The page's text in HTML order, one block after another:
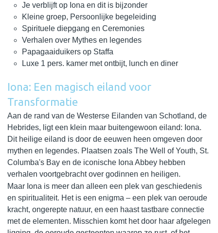
Je verblijft op Iona en dit is bijzonder
Kleine groep, Persoonlijke begeleiding
Spirituele diepgang en Ceremonies
Verhalen over Mythes en legendes
Papagaaiduikers op Staffa
Luxe 1 pers. kamer met ontbijt, lunch en diner
Iona: Een magisch eiland voor
Transformatie
Aan de rand van de Westerse Eilanden van Schotland, de
Hebrides, ligt een klein maar buitengewoon eiland: Iona.
Dit heilige eiland is door de eeuwen heen omgeven door
mythen en legendes. Plaatsen zoals The Well of Youth, St.
Columba's Bay en de iconische Iona Abbey hebben
verhalen voortgebracht over godinnen en heiligen.
Maar Iona is meer dan alleen een plek van geschiedenis
en spiritualiteit. Het is een enigma – een plek van oeroude
kracht, ongerepte natuur, en een haast tastbare connectie
met de elementen. Misschien komt het door haar afgelegen